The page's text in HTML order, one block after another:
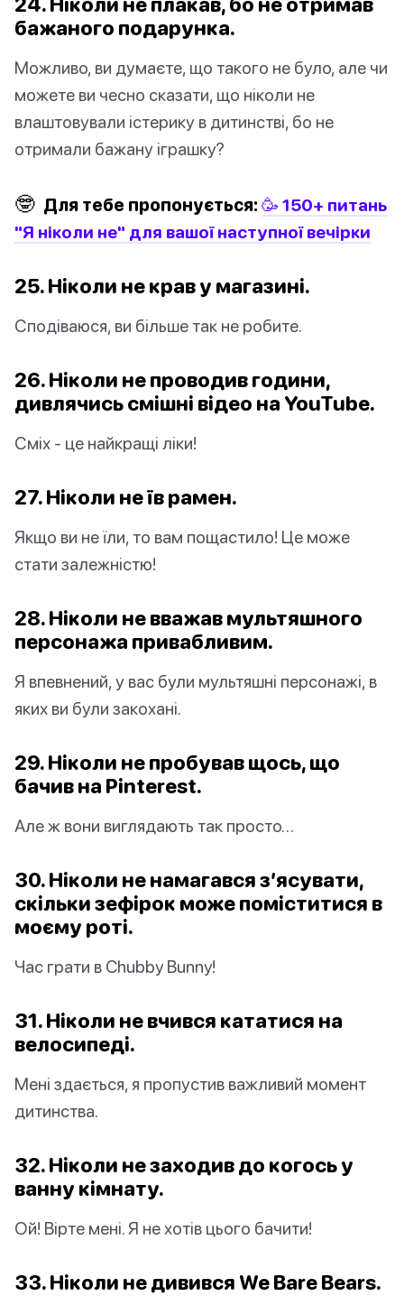
бажаного подарунка.
Можливо, ви думаєте, що такого не було, але чи
можете ви чесно сказати, що ніколи не
влаштовували істерику в дитинстві, бо не
отримали бажану іграшку?
🤓 Для тебе пропонується: 🥳 150+ питань
"Я ніколи не" для вашої наступної вечірки
25. Ніколи не крав у магазині.
Сподіваюся, ви більше так не робите.
26. Ніколи не проводив години,
дивлячись смішні відео на YouTube.
Сміх - це найкращі ліки!
27. Ніколи не їв рамен.
Якщо ви не їли, то вам пощастило! Це може
стати залежністю!
28. Ніколи не вважав мультяшного
персонажа привабливим.
Я впевнений, у вас були мультяшні персонажі, в
яких ви були закохані.
29. Ніколи не пробував щось, що
бачив на Pinterest.
Але ж вони виглядають так просто…
30. Ніколи не намагався з’ясувати,
скільки зефірок може поміститися в
моєму роті.
Час грати в Chubby Bunny!
31. Ніколи не вчився кататися на
велосипеді.
Мені здається, я пропустив важливий момент
дитинства.
32. Ніколи не заходив до когось у
ванну кімнату.
Ой! Вірте мені. Я не хотів цього бачити!
33. Ніколи не дивився We Bare Bears.